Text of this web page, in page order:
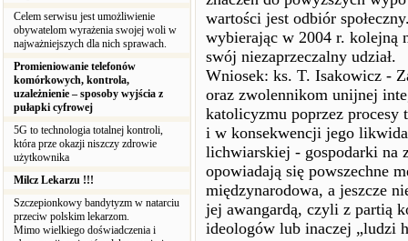
Celem serwisu jest umożliwienie
obywatelom wyrażenia swojej woli w
najważniejszych dla nich sprawach.
Promieniowanie telefonów
komórkowych, kontrola,
uzależnienie – sposoby wyjścia z
pułapki cyfrowej
5G to technologia totalnej kontroli,
która prze okazji niszczy zdrowie
użytkownika
Milcz Lekarzu !!!
Szczepionkowy bandytyzm w natarciu
przeciw polskim lekarzom.
Mimo wielkiego doświadczenia i
wartości jest odbiór
wybierając w 2004 r. kolejną
swój niezaprzeczalny udział.
Wniosek: ks. T. Isakowicz -
oraz zwolennikom unijnej
katolicyzmu poprzez
i w konsekwencji jego
lichwiarskiej - gospodarki na
opowiadają się powszechne
międzynarodowa, a jeszcze
jej awangardą, czyli z partią
ideologów lub inaczej „ludzi